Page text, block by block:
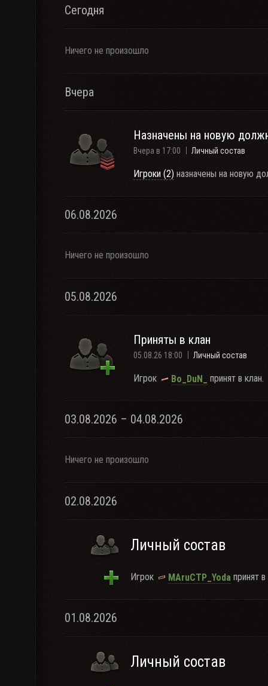
Сегодня
Ничего не произошло
Вчера
Назначены на новую
Вчера в 17:00 Личный состав
Игроки (2) назначены на новую
06.08.2026
Ничего не произошло
05.08.2026
Приняты в клан
05.08.26 18:00 Личный состав
Игрок Bo_DuN_ принят в клан.
03.08.2026 – 04.08.2026
Ничего не произошло
02.08.2026
Личный состав
Игрок MAruCTP_Yoda принят в
01.08.2026
Личный состав